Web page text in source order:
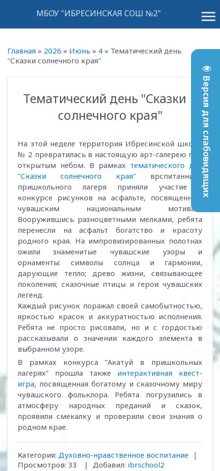
Версия для слабовидящих
menu
МБОУ "ИБРЕСИНСКАЯ СОШ №2"
Главная » 2026 » Июнь » 4 » Тематический день
"Сказки солнечного края"
Тематический день "Сказки
солнечного края"
На этой неделе территория Ибресинской школы
№ 2 превратилась в настоящую арт-галерею под
открытым небом. В рамках тематического дня
"Сказки солнечного края" врспитанники
пришкольного лагеря приняли участие в
конкурсе рисунков на асфальте, посвященном
чувашским национальным мотивам.
Вооружившись разноцветными мелками, ребята
перенесли на асфальт богатство и красоту
родного края. На импровизированных полотнах
ожили знаменитые чувашские узоры и
орнаменты: символы солнца и гармонии,
дарующие тепло; древо жизни, связывающее
поколения; сказочные птицы и герои чувашских
легенд.
Каждый рисунок поражал своей самобытностью,
яркостью красок и аккуратностью исполнения.
Ребята не просто рисовали, но и с гордостью
рассказывали о значении каждого элемента в
выбранном узоре.
В рамках конкурса "Акатуй в пришкольных
лагерях" прошла также интерактивная квест-
игра, посвященная богатому и сказочному миру
чувашского фольклора. Ребята погрузились в
атмосферу народных преданий и сказок,
проявили смекалку и проверили свои знания о
родном крае.
Категория: Духовно-нравственное воспитание
|
Просмотров: 33 | Добавил: ibrschool2